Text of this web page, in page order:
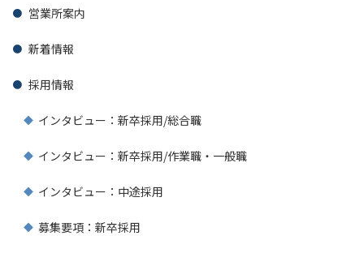
営業所案内
新着情報
採用情報
インタビュー：新卒採用/総合職
インタビュー：新卒採用/作業職・一般職
インタビュー：中途採用
募集要項：新卒採用